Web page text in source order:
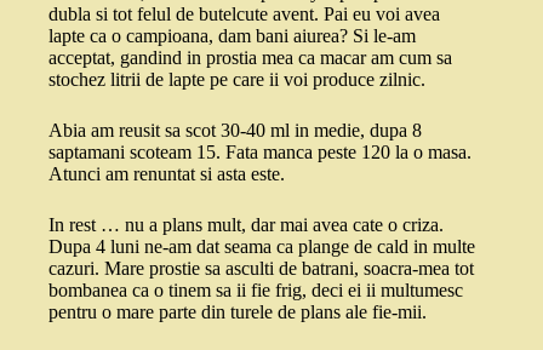
dubla si tot felul de butelcute avent. Pai eu voi avea
lapte ca o campioana, dam bani aiurea? Si le-am
acceptat, gandind in prostia mea ca macar am cum sa
stochez litrii de lapte pe care ii voi produce zilnic.
Abia am reusit sa scot 30-40 ml in medie, dupa 8
saptamani scoteam 15. Fata manca peste 120 la o masa.
Atunci am renuntat si asta este.
In rest … nu a plans mult, dar mai avea cate o criza.
Dupa 4 luni ne-am dat seama ca plange de cald in multe
cazuri. Mare prostie sa asculti de batrani, soacra-mea tot
bombanea ca o tinem sa ii fie frig, deci ei ii multumesc
pentru o mare parte din turele de plans ale fie-mii.